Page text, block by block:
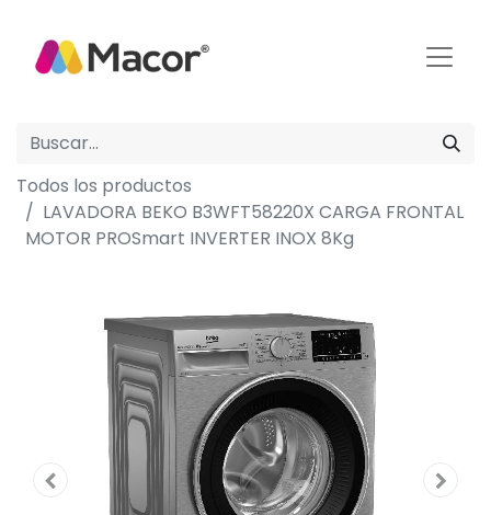
Todos los productos
LAVADORA BEKO B3WFT58220X CARGA FRONTAL
MOTOR PROSmart INVERTER INOX 8Kg